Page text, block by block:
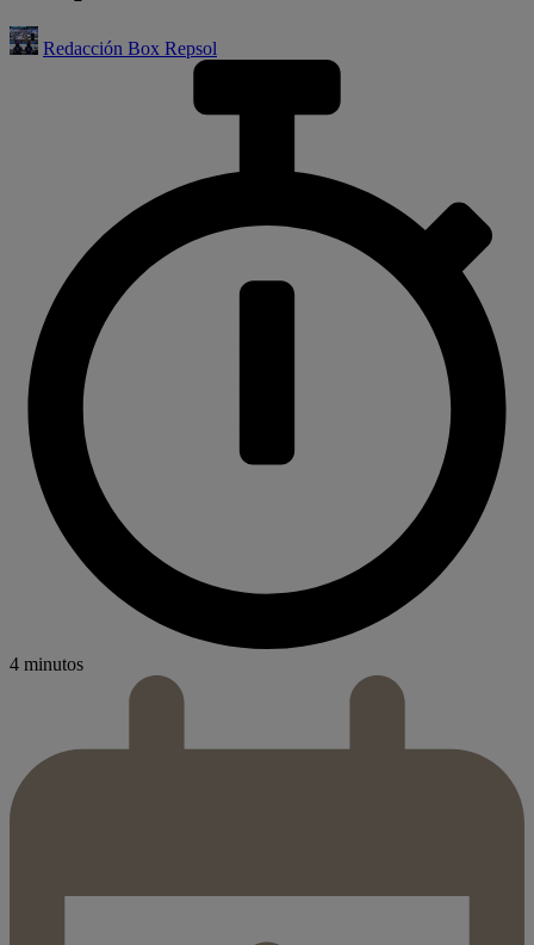
Redacción Box Repsol
4 minutos